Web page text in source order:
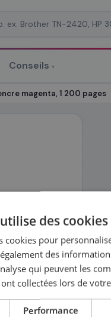
Conseils ▾
magenta, 1 200 pages
des cookies
cookies pour
des
qui peuvent les
collectées lors de
Performance